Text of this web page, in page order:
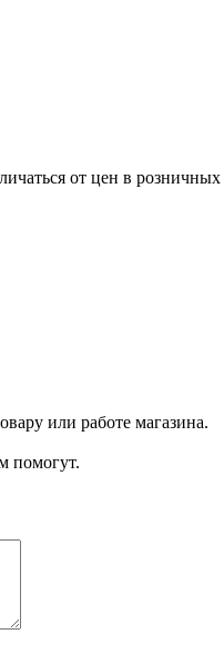
от цен в
или работе магазина.
помогут.